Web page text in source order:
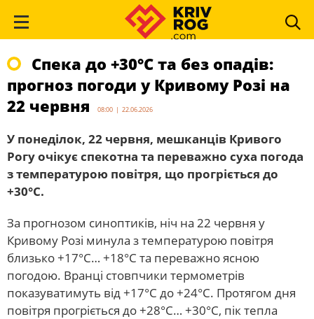
Спека до +30°С та без опадів:
прогноз погоди у Кривому Розі на
22 червня
08:00 | 22.06.2026
У понеділок, 22 червня, мешканців Кривого
Рогу очікує спекотна та переважно суха погода
з температурою повітря, що прогріється до
+30°С.
За прогнозом синоптиків, ніч на 22 червня у
Кривому Розі минула з температурою повітря
близько +17°С… +18°С та переважно ясною
погодою. Вранці стовпчики термометрів
показуватимуть від +17°С до +24°С. Протягом дня
повітря прогріється до +28°С… +30°С, пік тепла